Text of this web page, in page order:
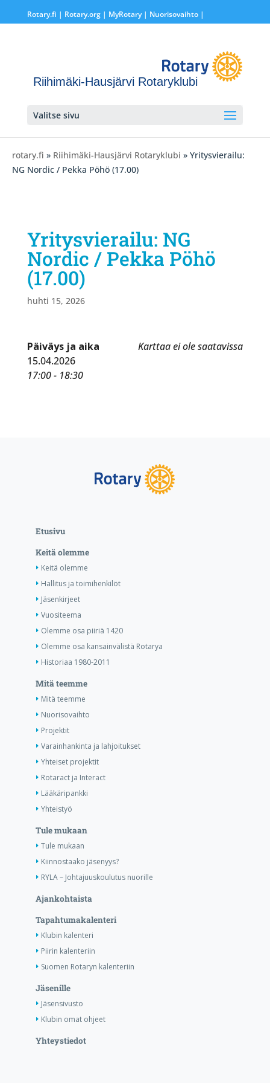
Rotary.fi | Rotary.org| MyRotary | Nuorisovaihto|
Riihimäki-Hausjärvi Rotaryklubi
Valitse sivu
rotary.fi » Riihimäki-Hausjärvi Rotaryklubi » Yritysvierailu:
NG Nordic / Pekka Pöhö (17.00)
Yritysvierailu: NG
Nordic / Pekka Pöhö
(17.00)
huhti 15, 2026
Karttaa ei ole saatavissa
Päiväys ja aika
15.04.2026
17:00 - 18:30
Etusivu
Keitä olemme
Keitä olemme
Hallitus ja toimihenkilöt
Jäsenkirjeet
Vuositeema
Olemme osa piiriä 1420
Olemme osa kansainvälistä Rotarya
Historiaa 1980-2011
Mitä teemme
Mitä teemme
Nuorisovaihto
Projektit
Varainhankinta ja lahjoitukset
Yhteiset projektit
Rotaract ja Interact
Lääkäripankki
Yhteistyö
Tule mukaan
Tule mukaan
Kiinnostaako jäsenyys?
RYLA – Johtajuuskoulutus nuorille
Ajankohtaista
Tapahtumakalenteri
Klubin kalenteri
Piirin kalenteriin
Suomen Rotaryn kalenteriin
Jäsenille
Jäsensivusto
Klubin omat ohjeet
Yhteystiedot